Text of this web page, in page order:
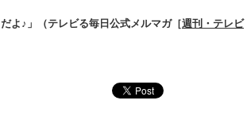
よ♪」（テレビる毎日公式メルマガ［週刊・テレビ